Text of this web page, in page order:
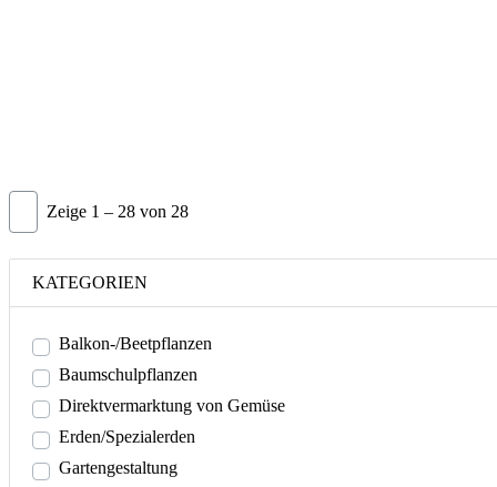
Zeige 1 – 28 von 28
KATEGORIEN
Balkon-/Beetpflanzen
Baumschulpflanzen
Direktvermarktung von Gemüse
Erden/Spezialerden
Gartengestaltung